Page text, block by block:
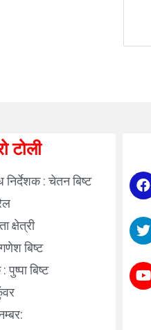
टोली
निर्देशक : चेतन बिष्ट
क्षेत्री
बिष्ट
पुष्पा बिष्ट